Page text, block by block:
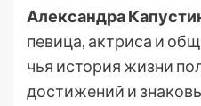
Александра
певица, актриса и
чья история жизни
достижений и